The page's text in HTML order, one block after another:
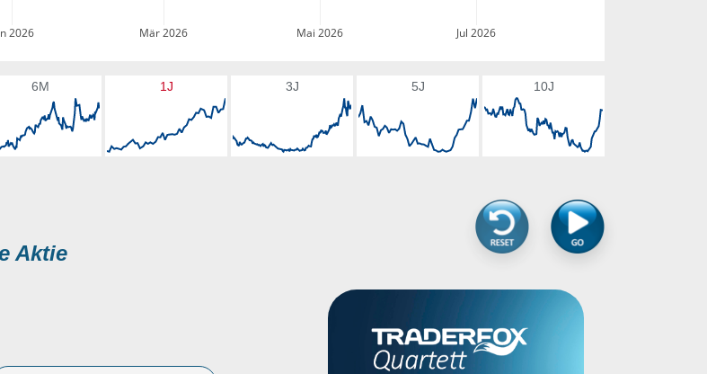
2026 Mär 2026 Mai 2026 Jul 2026
6M 1J 3J 5J 10J
Aktie